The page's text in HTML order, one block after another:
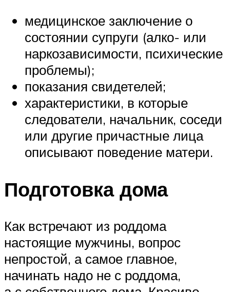
медицинское заключение о
состоянии супруги (алко- или
наркозависимости, психические
проблемы);
показания свидетелей;
характеристики, в которые
следователи, начальник, соседи
или другие причастные лица
описывают поведение матери.
Подготовка дома
Как встречают из роддома
настоящие мужчины, вопрос
непростой, а самое главное,
начинать надо не с роддома,